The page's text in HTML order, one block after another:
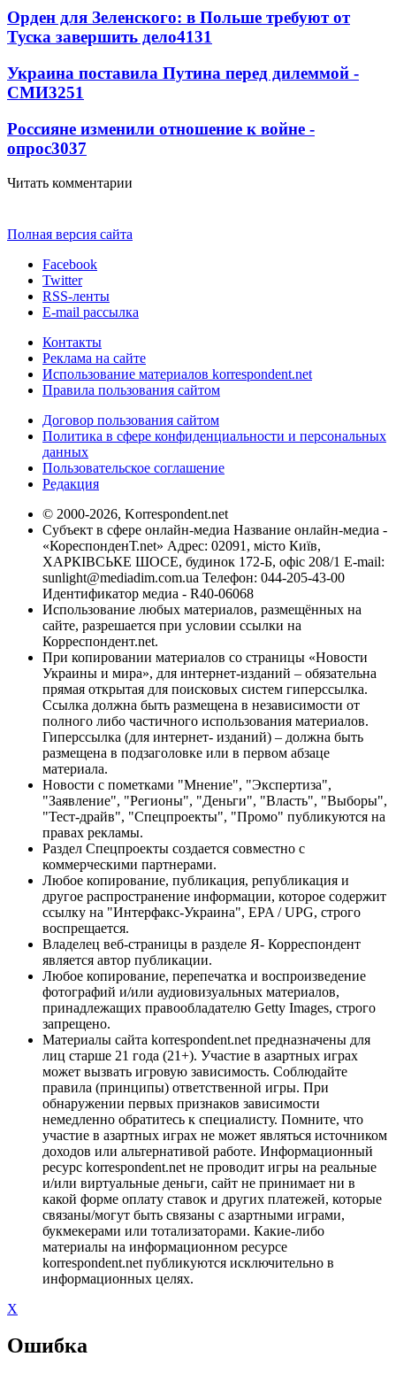
Орден для Зеленского: в Польше требуют от
Туска завершить дело4131
Украина поставила Путина перед дилеммой -
СМИ3251
Россияне изменили отношение к войне -
опрос3037
Читать комментарии
Полная версия сайта
Facebook
Twitter
RSS-ленты
E-mail рассылка
Контакты
Реклама на сайте
Использование материалов korrespondent.net
Правила пользования сайтом
Договор пользования сайтом
Политика в сфере конфиденциальности и персональных
данных
Пользовательское соглашение
Редакция
© 2000-2026, Korrespondent.net
Субъект в сфере онлайн-медиа Название онлайн-медиа -
«КореспонденТ.net» Адрес: 02091, місто Київ,
ХАРКІВСЬКЕ ШОСЕ, будинок 172-Б, офіс 208/1 E-mail:
sunlight@mediadim.com.ua Телефон: 044-205-43-00
Идентификатор медиа - R40-06068
Использование любых материалов, размещённых на
сайте, разрешается при условии ссылки на
Корреспондент.net.
При копировании материалов со страницы «Новости
Украины и мира», для интернет-изданий – обязательна
прямая открытая для поисковых систем гиперссылка.
Ссылка должна быть размещена в независимости от
полного либо частичного использования материалов.
Гиперссылка (для интернет- изданий) – должна быть
размещена в подзаголовке или в первом абзаце
материала.
Новости с пометками "Мнение", "Экспертиза",
"Заявление", "Регионы", "Деньги", "Власть", "Выборы",
"Тест-драйв", "Спецпроекты", "Промо" публикуются на
правах рекламы.
Раздел Спецпроекты создается совместно с
коммерческими партнерами.
Любое копирование, публикация, републикация и
другое распространение информации, которое содержит
ссылку на "Интерфакс-Украина", EPA / UPG, строго
воспрещается.
Владелец веб-страницы в разделе Я- Корреспондент
является автор публикации.
Любое копирование, перепечатка и воспроизведение
фотографий и/или аудиовизуальных материалов,
принадлежащих правообладателю Getty Images, строго
запрещено.
Материалы сайта korrespondent.net предназначены для
лиц старше 21 года (21+). Участие в азартных играх
может вызвать игровую зависимость. Соблюдайте
правила (принципы) ответственной игры. При
обнаружении первых признаков зависимости
немедленно обратитесь к специалисту. Помните, что
участие в азартных играх не может являться источником
доходов или альтернативой работе. Информационный
ресурс korrespondent.net не проводит игры на реальные
и/или виртуальные деньги, сайт не принимает ни в
какой форме оплату ставок и других платежей, которые
связаны/могут быть связаны с азартными играми,
букмекерами или тотализаторами. Какие-либо
материалы на информационном ресурсе
korrespondent.net публикуются исключительно в
информационных целях.
X
Ошибка